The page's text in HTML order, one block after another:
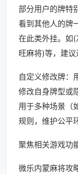
部分用户的牌特
看到其他人的牌
在此类外挂。如
旺麻将)等，建议
自定义修改牌：
修改自身牌型或
用于多种场景（
规则，维护公平
聚焦相关游戏功
微乐内蒙麻将攻